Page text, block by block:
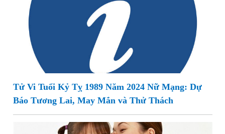
Tử Vi Tuổi Kỷ Tỵ 1989 Năm 2024 Nữ Mạng: Dự
Báo Tương Lai, May Mắn và Thử Thách